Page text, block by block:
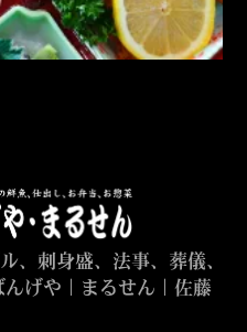
、刺身盛、法事、葬儀、
げや｜まるせん｜佐藤